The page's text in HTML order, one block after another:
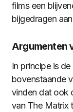
films een
bijgedragen
Argumenten
In principe is
bovenstaande
vinden dat ook
van The Matrix